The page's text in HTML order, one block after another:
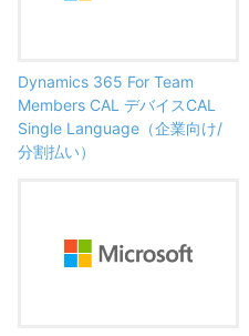
Dynamics 365 For Team
Members CAL デバイスCAL
Single Language（企業向け/
分割払い）